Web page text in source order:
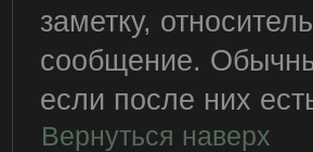
заметку,
сообщение.
если после них
Вернуться наверх